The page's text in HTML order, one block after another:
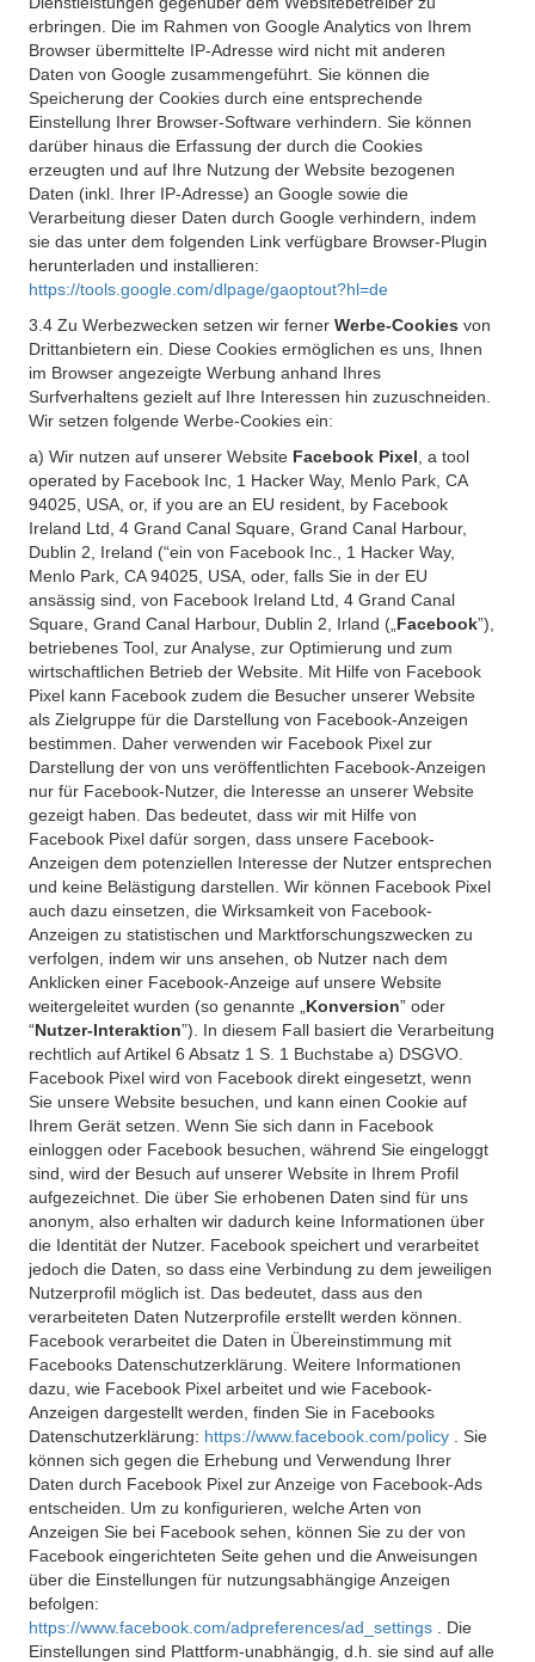
erbringen. Die im Rahmen von Google Analytics von Ihrem
Browser übermittelte IP-Adresse wird nicht mit anderen
Daten von Google zusammengeführt. Sie können die
Speicherung der Cookies durch eine entsprechende
Einstellung Ihrer Browser-Software verhindern. Sie können
darüber hinaus die Erfassung der durch die Cookies
erzeugten und auf Ihre Nutzung der Website bezogenen
Daten (inkl. Ihrer IP-Adresse) an Google sowie die
Verarbeitung dieser Daten durch Google verhindern, indem
sie das unter dem folgenden Link verfügbare Browser-Plugin
herunterladen und installieren:
https://tools.google.com/dlpage/gaoptout?hl=de
3.4 Zu Werbezwecken setzen wir ferner Werbe-Cookies von
Drittanbietern ein. Diese Cookies ermöglichen es uns, Ihnen
im Browser angezeigte Werbung anhand Ihres
Surfverhaltens gezielt auf Ihre Interessen hin zuzuschneiden.
Wir setzen folgende Werbe-Cookies ein:
a) Wir nutzen auf unserer Website Facebook Pixel , a tool
operated by Facebook Inc, 1 Hacker Way, Menlo Park, CA
94025, USA, or, if you are an EU resident, by Facebook
Ireland Ltd, 4 Grand Canal Square, Grand Canal Harbour,
Dublin 2, Ireland (“ein von Facebook Inc., 1 Hacker Way,
Menlo Park, CA 94025, USA, oder, falls Sie in der EU
ansässig sind, von Facebook Ireland Ltd, 4 Grand Canal
Square, Grand Canal Harbour, Dublin 2, Irland („ Facebook”),
betriebenes Tool, zur Analyse, zur Optimierung und zum
wirtschaftlichen Betrieb der Website. Mit Hilfe von Facebook
Pixel kann Facebook zudem die Besucher unserer Website
als Zielgruppe für die Darstellung von Facebook-Anzeigen
bestimmen. Daher verwenden wir Facebook Pixel zur
Darstellung der von uns veröffentlichten Facebook-Anzeigen
nur für Facebook-Nutzer, die Interesse an unserer Website
gezeigt haben. Das bedeutet, dass wir mit Hilfe von
Facebook Pixel dafür sorgen, dass unsere Facebook-
Anzeigen dem potenziellen Interesse der Nutzer entsprechen
und keine Belästigung darstellen. Wir können Facebook Pixel
auch dazu einsetzen, die Wirksamkeit von Facebook-
Anzeigen zu statistischen und Marktforschungszwecken zu
verfolgen, indem wir uns ansehen, ob Nutzer nach dem
Anklicken einer Facebook-Anzeige auf unsere Website
weitergeleitet wurden (so genannte „ Konversion” oder
“Nutzer-Interaktion”). In diesem Fall basiert die Verarbeitung
rechtlich auf Artikel 6 Absatz 1 S. 1 Buchstabe a) DSGVO.
Facebook Pixel wird von Facebook direkt eingesetzt, wenn
Sie unsere Website besuchen, und kann einen Cookie auf
Ihrem Gerät setzen. Wenn Sie sich dann in Facebook
einloggen oder Facebook besuchen, während Sie eingeloggt
sind, wird der Besuch auf unserer Website in Ihrem Profil
aufgezeichnet. Die über Sie erhobenen Daten sind für uns
anonym, also erhalten wir dadurch keine Informationen über
die Identität der Nutzer. Facebook speichert und verarbeitet
jedoch die Daten, so dass eine Verbindung zu dem jeweiligen
Nutzerprofil möglich ist. Das bedeutet, dass aus den
verarbeiteten Daten Nutzerprofile erstellt werden können.
Facebook verarbeitet die Daten in Übereinstimmung mit
Facebooks Datenschutzerklärung. Weitere Informationen
dazu, wie Facebook Pixel arbeitet und wie Facebook-
Anzeigen dargestellt werden, finden Sie in Facebooks
Datenschutzerklärung: https://www.facebook.com/policy
. Sie
können sich gegen die Erhebung und Verwendung Ihrer
Daten durch Facebook Pixel zur Anzeige von Facebook-Ads
entscheiden. Um zu konfigurieren, welche Arten von
Anzeigen Sie bei Facebook sehen, können Sie zu der von
Facebook eingerichteten Seite gehen und die Anweisungen
über die Einstellungen für nutzungsabhängige Anzeigen
befolgen:
https://www.facebook.com/adpreferences/ad_settings
. Die
Einstellungen sind Plattform-unabhängig, d.h. sie sind auf alle